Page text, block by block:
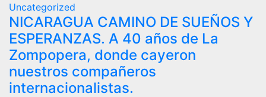
Uncategorized
NICARAGUA CAMINO DE SUEÑOS Y
ESPERANZAS. A 40 años de La
Zompopera, donde cayeron
nuestros compañeros
internacionalistas.